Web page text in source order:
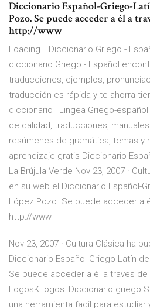
Diccionario Español-Griego-
Pozo. Se puede acceder a él a
http://www
Loading… Diccionario Griego -
diccionario Griego - Español
traducciones, ejemplos,
traducción es rápida y te ahorra
diccionario | Lingea Griego-
de calidad, traducciones,
resúmenes de gramática, temas y
aprendizaje gratis Diccionario
La Brújula Verde Nov 23, 2007 ·
en su web el Diccionario Español-
López Pozo. Se puede acceder a
http://www
Nov 23, 2007 · Cultura Clásica ha
Diccionario Español-Griego-Latín
Se puede acceder a él a traves de
LogosKLogos: Diccionario griego
una herramienta facil para estudiar